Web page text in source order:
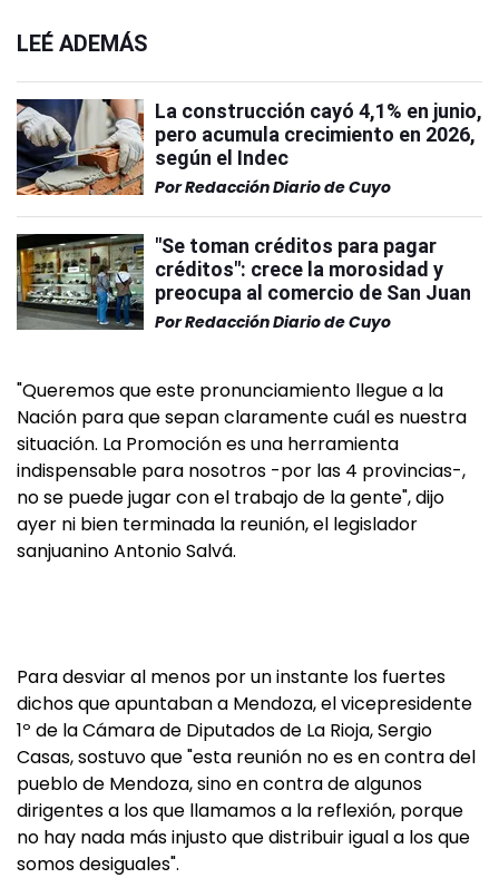
LEÉ ADEMÁS
La construcción cayó 4,1% en junio,
pero acumula crecimiento en 2026,
según el Indec
PorRedacción Diario de Cuyo
"Se toman créditos para pagar
créditos": crece la morosidad y
preocupa al comercio de San Juan
PorRedacción Diario de Cuyo
"Queremos que este pronunciamiento llegue a la
Nación para que sepan claramente cuál es nuestra
situación. La Promoción es una herramienta
indispensable para nosotros -por las 4 provincias-,
no se puede jugar con el trabajo de la gente", dijo
ayer ni bien terminada la reunión, el legislador
sanjuanino Antonio Salvá.
Para desviar al menos por un instante los fuertes
dichos que apuntaban a Mendoza, el vicepresidente
1º de la Cámara de Diputados de La Rioja, Sergio
Casas, sostuvo que "esta reunión no es en contra del
pueblo de Mendoza, sino en contra de algunos
dirigentes a los que llamamos a la reflexión, porque
no hay nada más injusto que distribuir igual a los que
somos desiguales".